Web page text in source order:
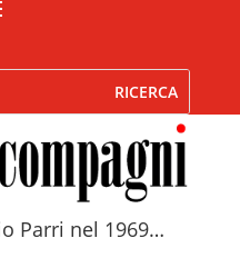
Parri nel 1969…